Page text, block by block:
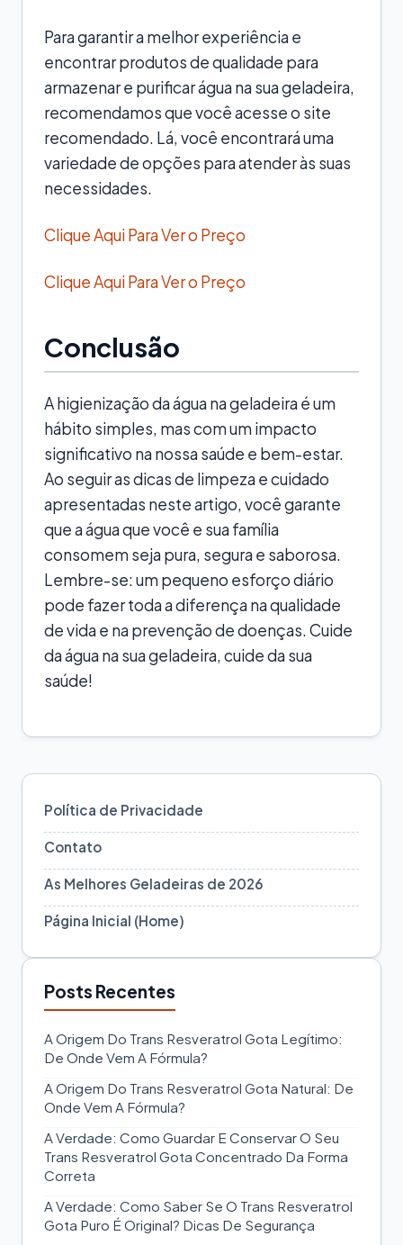
Para garantir a melhor experiência e
encontrar produtos de qualidade para
armazenar e purificar água na sua geladeira,
recomendamos que você acesse o site
recomendado. Lá, você encontrará uma
variedade de opções para atender às suas
necessidades.
Clique Aqui Para Ver o Preço
Clique Aqui Para Ver o Preço
Conclusão
A higienização da água na geladeira é um
hábito simples, mas com um impacto
significativo na nossa saúde e bem-estar.
Ao seguir as dicas de limpeza e cuidado
apresentadas neste artigo, você garante
que a água que você e sua família
consomem seja pura, segura e saborosa.
Lembre-se: um pequeno esforço diário
pode fazer toda a diferença na qualidade
de vida e na prevenção de doenças. Cuide
da água na sua geladeira, cuide da sua
saúde!
Política de Privacidade
Contato
As Melhores Geladeiras de 2026
Página Inicial (Home)
Posts Recentes
A Origem Do Trans Resveratrol Gota Legítimo:
De Onde Vem A Fórmula?
A Origem Do Trans Resveratrol Gota Natural: De
Onde Vem A Fórmula?
A Verdade: Como Guardar E Conservar O Seu
Trans Resveratrol Gota Concentrado Da Forma
Correta
A Verdade: Como Saber Se O Trans Resveratrol
Gota Puro É Original? Dicas De Segurança